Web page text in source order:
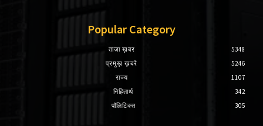
Popular Category
ताज़ा ख़बर
5348
प्रमुख़ ख़बरे
5246
राज्य
1107
निहितार्थ
342
पॉलिटिक्स
305